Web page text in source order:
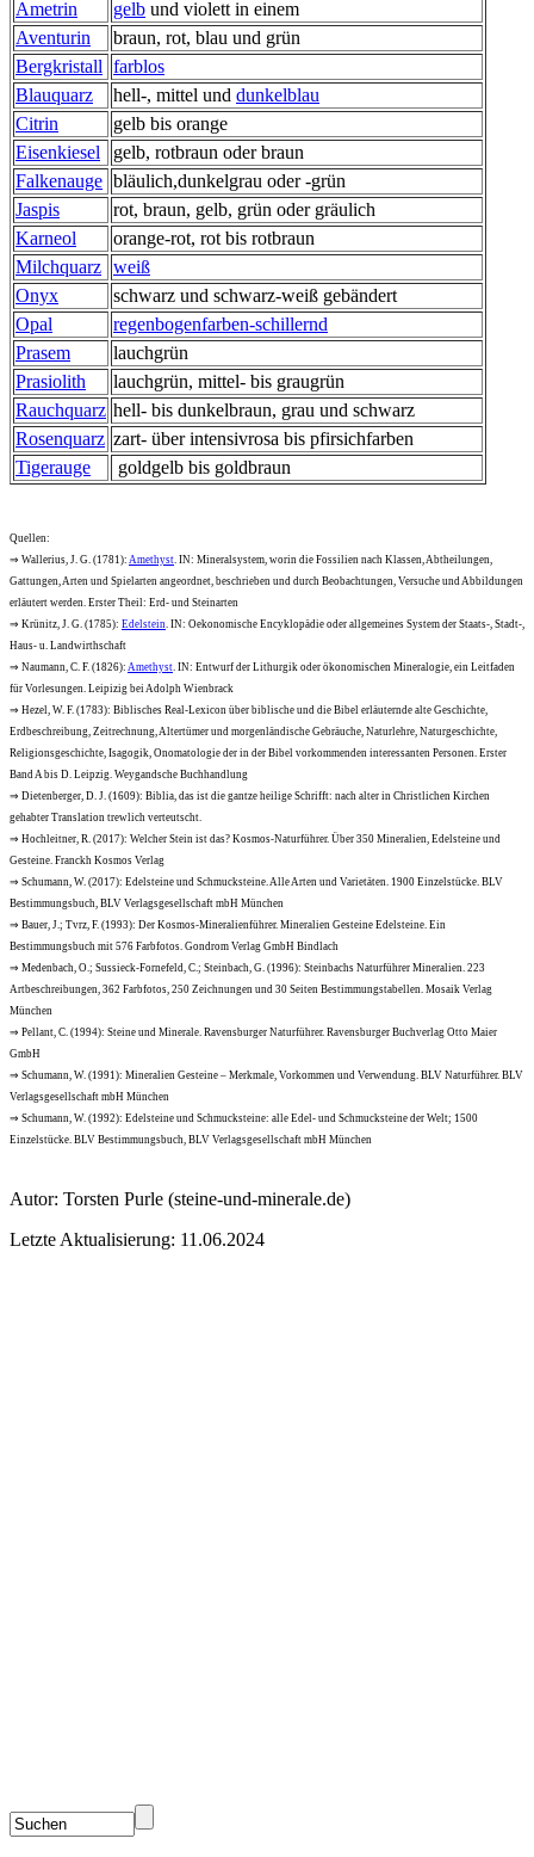
Ametrin gelb und violett in einem
Aventurin
braun, rot, blau und grün
Bergkristall farblos
Blauquarz
hell-, mittel und dunkelblau
Citrin
gelb bis orange
Eisenkiesel
gelb, rotbraun oder braun
Falkenauge bläulich,dunkelgrau oder -grün
Jaspis
rot, braun, gelb, grün oder gräulich
Karneol
orange-rot, rot bis rotbraun
Milchquarz weiß
Onyx
schwarz und schwarz-weiß gebändert
Opal
regenbogenfarben-schillernd
Prasem
lauchgrün
Prasiolith
lauchgrün, mittel- bis graugrün
Rauchquarz hell- bis dunkelbraun, grau und schwarz
Rosenquarz zart- über intensivrosa bis pfirsichfarben
Tigerauge
goldgelb bis goldbraun
Quellen:
⇒ Wallerius, J. G. (1781): Amethyst. IN: Mineralsystem, worin die Fossilien nach Klassen, Abtheilungen,
Gattungen, Arten und Spielarten angeordnet, beschrieben und durch Beobachtungen, Versuche und Abbildungen
erläutert werden. Erster Theil: Erd- und Steinarten
⇒ Krünitz, J. G. (1785): Edelstein. IN: Oekonomische Encyklopädie oder allgemeines System der Staats-, Stadt-,
Haus- u. Landwirthschaft
⇒ Naumann, C. F. (1826): Amethyst. IN: Entwurf der Lithurgik oder ökonomischen Mineralogie, ein Leitfaden
für Vorlesungen. Leipizig bei Adolph Wienbrack
⇒ Hezel, W. F. (1783): Biblisches Real-Lexicon über biblische und die Bibel erläuternde alte Geschichte,
Erdbeschreibung, Zeitrechnung, Altertümer und morgenländische Gebräuche, Naturlehre, Naturgeschichte,
Religionsgeschichte, Isagogik, Onomatologie der in der Bibel vorkommenden interessanten Personen. Erster
Band A bis D. Leipzig. Weygandsche Buchhandlung
⇒ Dietenberger, D. J. (1609): Biblia, das ist die gantze heilige Schrifft: nach alter in Christlichen Kirchen
gehabter Translation trewlich verteutscht.
⇒ Hochleitner, R. (2017): Welcher Stein ist das? Kosmos-Naturführer. Über 350 Mineralien, Edelsteine und
Gesteine. Franckh Kosmos Verlag
⇒ Schumann, W. (2017): Edelsteine und Schmucksteine. Alle Arten und Varietäten. 1900 Einzelstücke. BLV
Bestimmungsbuch, BLV Verlagsgesellschaft mbH München
⇒ Bauer, J.; Tvrz, F. (1993): Der Kosmos-Mineralienführer. Mineralien Gesteine Edelsteine. Ein
Bestimmungsbuch mit 576 Farbfotos. Gondrom Verlag GmbH Bindlach
⇒ Medenbach, O.; Sussieck-Fornefeld, C.; Steinbach, G. (1996): Steinbachs Naturführer Mineralien. 223
Artbeschreibungen, 362 Farbfotos, 250 Zeichnungen und 30 Seiten Bestimmungstabellen. Mosaik Verlag
München
⇒ Pellant, C. (1994): Steine und Minerale. Ravensburger Naturführer. Ravensburger Buchverlag Otto Maier
GmbH
⇒ Schumann, W. (1991): Mineralien Gesteine – Merkmale, Vorkommen und Verwendung. BLV Naturführer. BLV
Verlagsgesellschaft mbH München
⇒ Schumann, W. (1992): Edelsteine und Schmucksteine: alle Edel- und Schmucksteine der Welt; 1500
Einzelstücke. BLV Bestimmungsbuch, BLV Verlagsgesellschaft mbH München
Autor: Torsten Purle (steine-und-minerale.de)
Letzte Aktualisierung: 11.06.2024